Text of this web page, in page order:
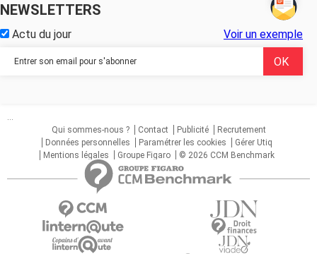
NEWSLETTERS
Actu du jour Voir un exemple
...
Qui sommes-nous ?
Contact Publicité
Recrutement
Données personnelles
Paramétrer les cookies
Gérer Utiq
Mentions légales
Groupe Figaro © 2026 CCM Benchmark